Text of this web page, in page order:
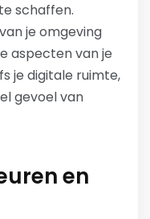
schaffen.
je omgeving
aspecten van je
je digitale ruimte,
gevoel van
en